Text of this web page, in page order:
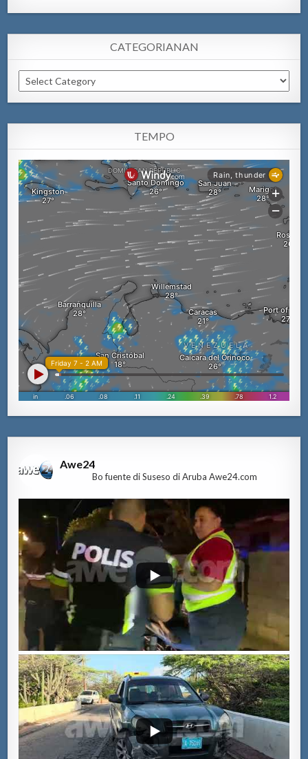
CATEGORIANAN
Categorianan
TEMPO
Awe24
Bo fuente di Suseso di Aruba Awe24.com